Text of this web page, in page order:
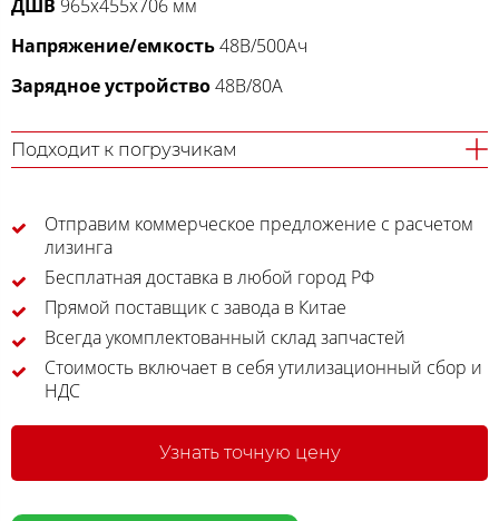
ДШВ 965x455x706 мм
Напряжение/емкость48В/500Ач
Зарядное устройство48В/80А
Подходит к погрузчикам
Отправим коммерческое предложение с расчетом
лизинга
Бесплатная доставка в любой город РФ
Прямой поставщик с завода в Китае
Всегда укомплектованный склад запчастей
Стоимость включает в себя утилизационный сбор и
НДС
Узнать точную цену